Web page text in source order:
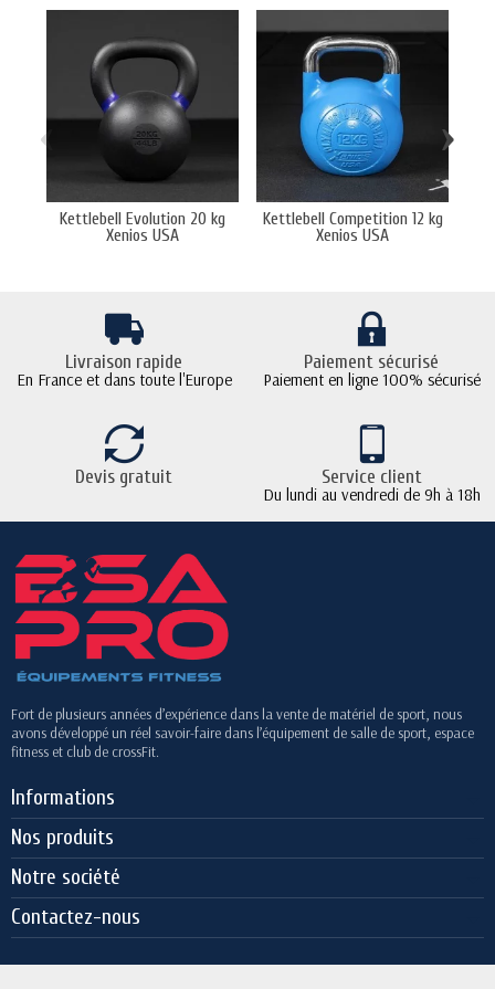
Kettlebell Evolution 20 kg
Xenios USA
Kettlebell Competition 12 kg
Xenios USA
‹ ›
Livraison rapide
En France et dans toute l'Europe
Paiement sécurisé
Paiement en ligne 100% sécurisé
Devis gratuit Service client
Du lundi au vendredi de 9h à 18h
Fort de plusieurs années d’expérience dans la vente de matériel de sport, nous
avons développé un réel savoir-faire dans l’équipement de salle de sport, espace
fitness et club de crossFit.
Informations
Nos produits
Notre société
Contactez-nous